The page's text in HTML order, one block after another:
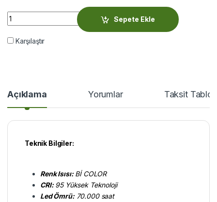
Orka Lighting OR-4015 quantity
Sepete Ekle
Karşılaştır
Açıklama Yorumlar Taksit
Teknik Bilgiler:
Renk Isısı:Bİ COLOR
CRI:95 Yüksek Teknoloji
Led Ömrü:70.000 saat